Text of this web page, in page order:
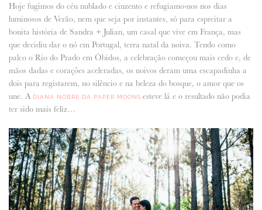
REAL WEDDINGS & EDITORIAIS
CASAVA-ME AQUI!
FORNECEDORES RECOMENDADOS
ANUNCIE CONNOSCO
Hoje fugimos do céu nublado e cinzento e refugiamo-nos nos dias
luminosos de Verão, nem que seja por instantes, só para espreitar a
bonita história de Sandra + Julian, um casal que vive em França, mas
que decidiu dar o nó em Portugal, terra natal da noiva. Tendo como
palco o Rio do Prado em Óbidos, a celebração começou mais cedo e, de
mãos dadas e corações aceleradas, os noivos deram uma escapadinha a
dois para registarem, no silêncio e na beleza do bosque, o amor que os
une. A DIANA NOBRE DA PAPER MOONS esteve lá e o resultado não podia
ter sido mais feliz…